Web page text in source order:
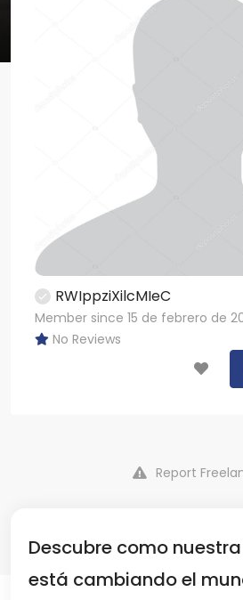
RWIppziXilcMIeC
Member since 15 de febrero de
No Reviews
Report
Descubre como
está cambiando el